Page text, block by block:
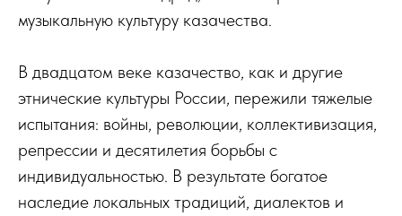
музыкальную культуру казачества.
В двадцатом веке казачество, как и другие
этнические культуры России, пережили тяжелые
испытания: войны, революции, коллективизация,
репрессии и десятилетия борьбы с
индивидуальностью. В результате богатое
наследие локальных традиций, диалектов и